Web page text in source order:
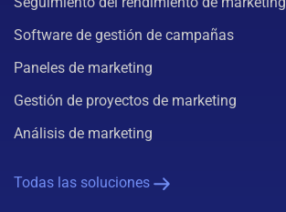
Software de gestión de campañas
Paneles de marketing
Gestión de proyectos de marketing
Análisis de marketing
Todas las soluciones